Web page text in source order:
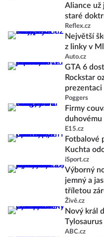
Aliance už
staré
Reflex.cz
Největší
z linky v
Auto.cz
GTA 6
Rockstar
prezentaci
Poggers
Firmy
E15.cz
Fotbalové
Kuchta
iSport.cz
Výborný
jemný a
tříletou
Živě.cz
Nový král
ABC.cz